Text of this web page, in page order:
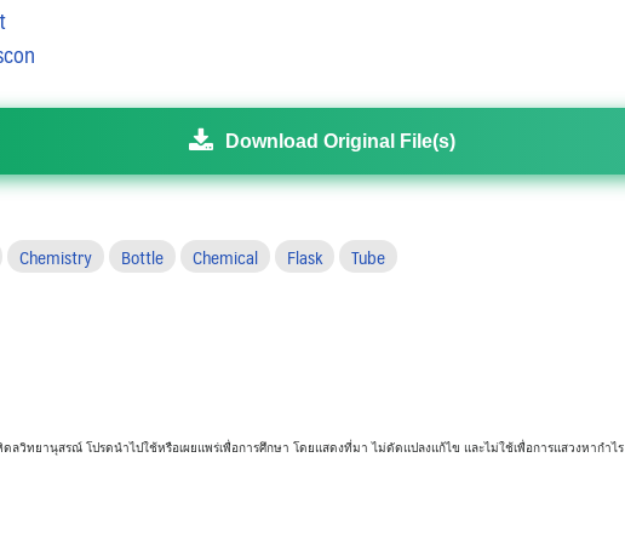
Download Original File(s)
Chemistry Bottle Chemical Flask Tube
ลวิทยานุสรณ์ โปรดนำไปใช้หรือเผยแพร่เพื่อการศึกษา โดยแสดงที่มา ไม่ดัดแปลงแก้ไข และไม่ใช้เพื่อการแสวงหากำไร